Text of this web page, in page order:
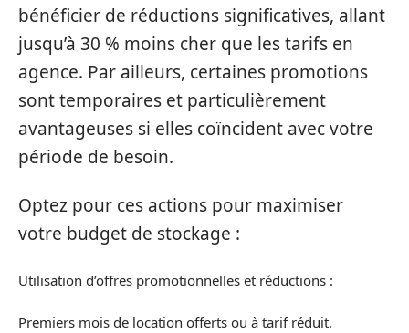
bénéficier de réductions significatives, allant
jusqu’à 30 % moins cher que les tarifs en
agence. Par ailleurs, certaines promotions
sont temporaires et particulièrement
avantageuses si elles coïncident avec votre
période de besoin.
Optez pour ces actions pour maximiser
votre budget de stockage :
Utilisation d’offres promotionnelles et réductions :
Premiers mois de location offerts ou à tarif réduit.